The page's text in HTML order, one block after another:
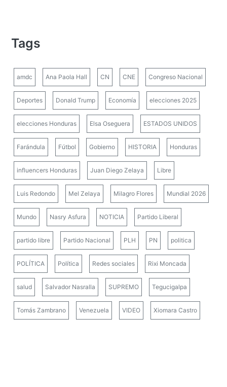
Tags
amdc Ana Paola Hall CN CNE Congreso Nacional
Deportes Donald Trump Economía elecciones 2025
elecciones Honduras Elsa Oseguera ESTADOS UNIDOS
Farándula Fútbol Gobierno HISTORIA Honduras
influencers Honduras Juan Diego Zelaya Libre
Luis Redondo Mel Zelaya Milagro Flores Mundial 2026
Mundo Nasry Asfura NOTICIA Partido Liberal
partido libre Partido Nacional PLH PN politica
POLÍTICA Política Redes sociales Rixi Moncada
salud Salvador Nasralla SUPREMO Tegucigalpa
Tomás Zambrano Venezuela VIDEO Xiomara Castro